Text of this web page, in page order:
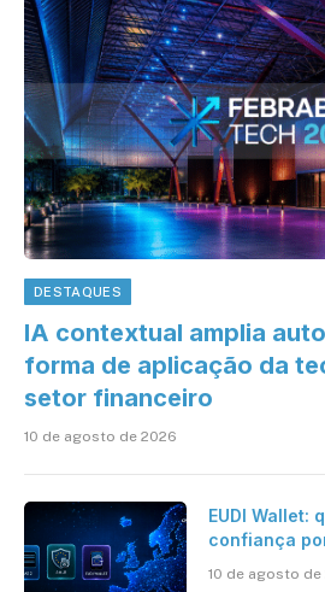
DESTAQUES
IA contextual amplia
forma de aplicação da
setor financeiro
10 de agosto de 2026
EUDI Wallet:
confiança
10 de agosto de